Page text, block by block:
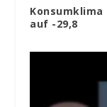
auf -29,8